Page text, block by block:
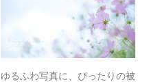
ゆるふわ写真に、ぴったりの被